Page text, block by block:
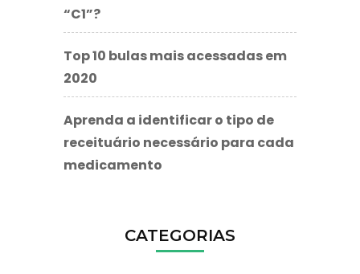
“C1”?
Top 10 bulas mais acessadas em
2020
Aprenda a identificar o tipo de
receituário necessário para cada
medicamento
CATEGORIAS